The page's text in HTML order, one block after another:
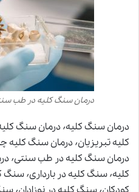
درمان سنگ کلیه در طب